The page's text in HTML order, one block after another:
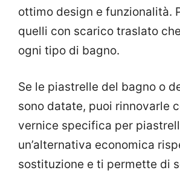
ottimo design e funzionalità.
quelli con scarico traslato
ogni tipo di bagno.
Se le piastrelle del bagno o
sono datate, puoi rinnovarle
vernice specifica per
un’alternativa economica
sostituzione e ti permette di